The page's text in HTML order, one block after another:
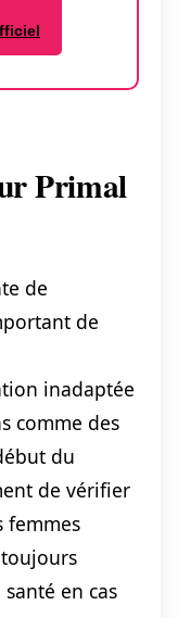
Primal
de
de
inadaptée
comme des
du
de vérifier
femmes
en cas